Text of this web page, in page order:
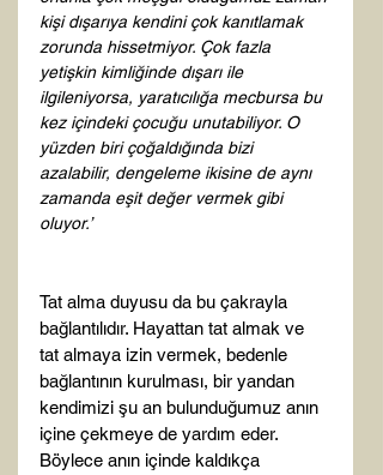
kişi dışarıya kendini çok kanıtlamak
zorunda hissetmiyor. Çok fazla
yetişkin kimliğinde dışarı ile
ilgileniyorsa, yaratıcılığa mecbursa bu
kez içindeki çocuğu unutabiliyor. O
yüzden biri çoğaldığında bizi
azalabilir, dengeleme ikisine de aynı
zamanda eşit değer vermek gibi
oluyor.’
Tat alma duyusu da bu çakrayla
bağlantılıdır. Hayattan tat almak ve
tat almaya izin vermek, bedenle
bağlantının kurulması, bir yandan
kendimizi şu an bulunduğumuz anın
içine çekmeye de yardım eder.
Böylece anın içinde kaldıkça